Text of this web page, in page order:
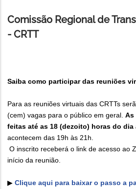
Comissão Regional de
- CRTT
Saiba como participar das reuniões
Para as reuniões virtuais das CRTTs
(cem) vagas para o público em geral. As
feitas até as 18 (dezoito) horas do dia
acontecem das 19h às 21h.
O inscrito receberá o link de acesso ao
início da reunião.
▶ Clique aqui para baixar o passo a